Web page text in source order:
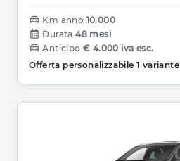
Km anno 10.000
Durata 48 mesi
Anticipo € 4.000 iva esc.
Offerta personalizzabile 1 variante